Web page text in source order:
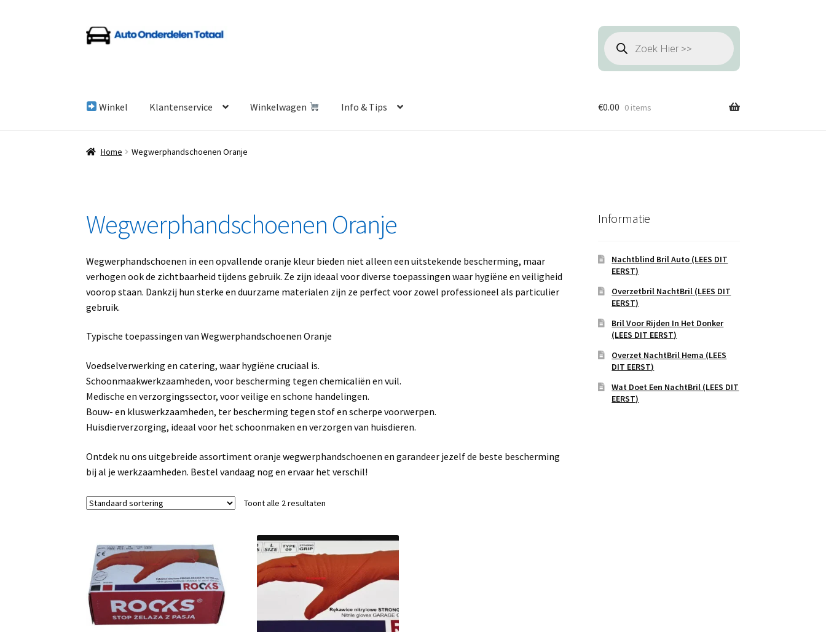
Ga
door
Ga
naar
Producten
zoeken
Winkel Klantenservice Winkelwagen Info & Tips
Home Algemene Voorwaarden Auto Onderdelen Shop
€0.00 0 items
Home Wegwerphandschoenen Oranje
Wegwerphandschoenen Oranje
Wegwerphandschoenen in een opvallende oranje kleur bieden niet alleen een uitstekende bescherming, maar
verhogen ook de zichtbaarheid tijdens gebruik. Ze zijn ideaal voor diverse toepassingen waar hygiëne en veiligheid
voorop staan. Dankzij hun sterke en duurzame materialen zijn ze perfect voor zowel professioneel als particulier
gebruik.
Typische toepassingen van Wegwerphandschoenen Oranje
Voedselverwerking en catering, waar hygiëne cruciaal is.
Schoonmaakwerkzaamheden, voor bescherming tegen chemicaliën en vuil.
Medische en verzorgingssector, voor veilige en schone handelingen.
Bouw- en kluswerkzaamheden, ter bescherming tegen stof en scherpe voorwerpen.
Huisdierverzorging, ideaal voor het schoonmaken en verzorgen van huisdieren.
Ontdek nu ons uitgebreide assortiment oranje wegwerphandschoenen en garandeer jezelf de beste bescherming
bij al je werkzaamheden. Bestel vandaag nog en ervaar het verschil!
Toont alle 2 resultaten
Informatie
Nachtblind Bril Auto (LEES DIT
EERST)
Overzetbril NachtBril (LEES DIT
EERST)
Bril Voor Rijden In Het Donker
(LEES DIT EERST)
Overzet NachtBril Hema (LEES
DIT EERST)
Wat Doet Een NachtBril (LEES DIT
EERST)